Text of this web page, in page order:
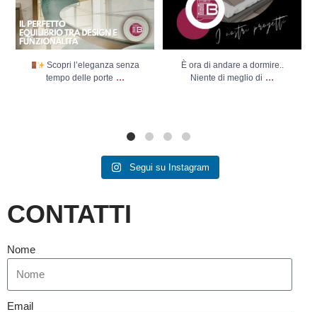
Scopri l’eleganza senza
tempo delle porte ...
È ora di andare a dormire..
Niente di meglio di ...
Segui su Instagram
CONTATTI
Nome
Email